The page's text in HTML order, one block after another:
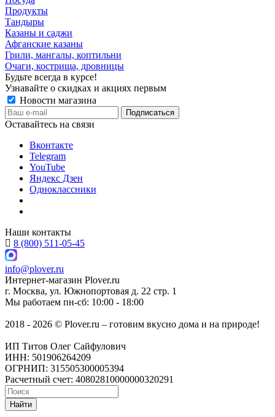
Продукты
Тандыры
Казаны и саджи
Афганские казаны
Грили, мангалы, коптильни
Очаги, кострища, дровницы
Будьте всегда в курсе!
Узнавайте о скидках и акциях первым
Новости магазина
Оставайтесь на связи
Вконтакте
Telegram
YouTube
Яндекс Дзен
Одноклассники
Наши контакты
8 (800) 511-05-45
info@plover.ru
Интернет-магазин Plover.ru
г. Москва, ул. Южнопортовая д. 22 стр. 1
Мы работаем пн-сб: 10:00 - 18:00
2018 - 2026 © Plover.ru – готовим вкусно дома и на природе!
ИП Титов Олег Сайфулович
ИНН: 501906264209
ОГРНИП: 315505300005394
Расчетный счет: 40802810000000320291
Найти